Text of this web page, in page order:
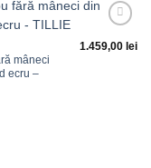
la
mâneci
ecru –
1.459,00 lei